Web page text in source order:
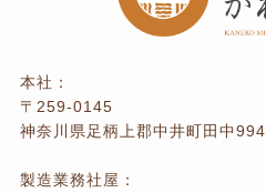
本社：
〒259-0145
神奈川県足柄上郡中井町田中994
製造業務社屋：